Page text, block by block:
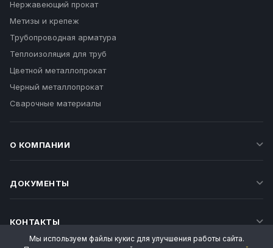
Нержавеющий прокат
Метизы и крепеж
Трубопроводная арматура
Теплоизоляция для труб
Цветной металлопрокат
Черный металлопрокат
Сварочные материалы
О КОМПАНИИ
ДОКУМЕНТЫ
КОНТАКТЫ
Мы используем файлы кукис для улучшения работы сайта.